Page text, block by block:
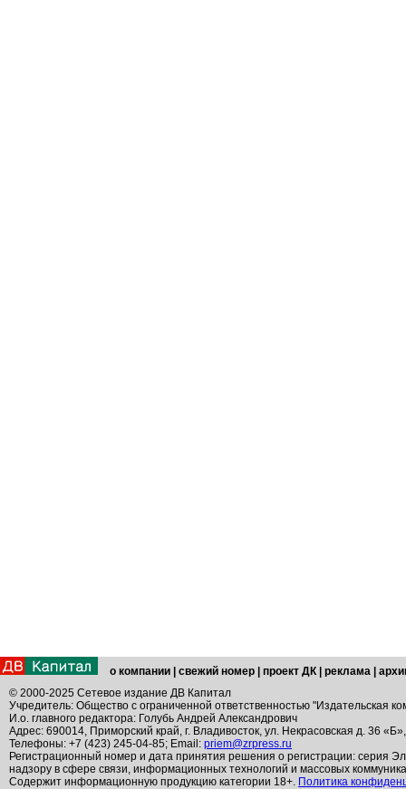
о компании свежий номер проект ДК реклама
© 2000-2025 Сетевое издание ДВ Капитал
Учредитель: Общество с ограниченной ответственностью "Издательская
И.о. главного редактора: Голубь Андрей Александрович
Адрес: 690014, Приморский край, г. Владивосток, ул. Некрасовская д. 36
Телефоны: +7 (423) 245-04-85; Email: priem@zrpress.ru
Регистрационный номер и дата принятия решения о регистрации: серия
надзору в сфере связи, информационных технологий и массовых
Содержит информационную продукцию категории 18+. Политика